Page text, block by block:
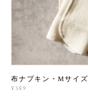
布ナプキン・Mサイズ
¥589